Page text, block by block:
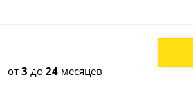
от3 до24 месяцев